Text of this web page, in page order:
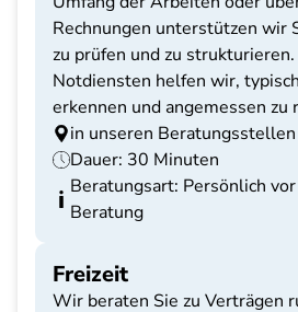
Rechnungen unterstützen wir
zu prüfen und zu
Notdiensten helfen wir,
erkennen und angemessen zu
in unseren Beratungsstellen
Dauer: 30 Minuten
Beratungsart: Persönlich
Beratung
Freizeit
Wir beraten Sie zu Verträgen